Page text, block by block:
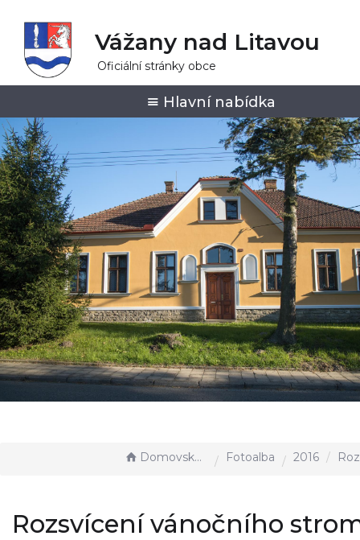
Vážany nad Litavou
Oficiální stránky obce
Hlavní nabídka
Domovská stránka Fotoalba 2016 Rozsvícení
Rozsvícení vánočního